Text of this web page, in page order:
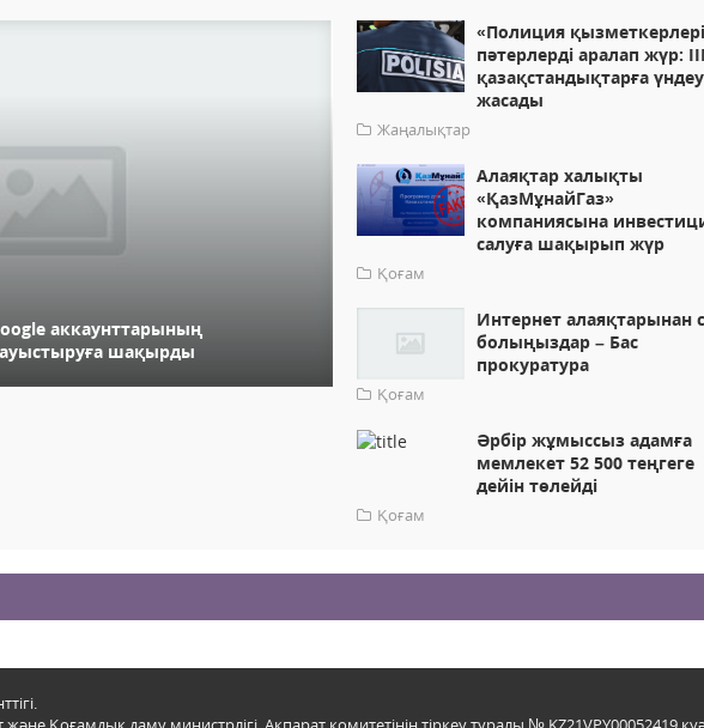
аккаунттарының
шақырды
«Полиция
пәтерлерді аралап жүр:
қазақстандықтарға үндеу
жасады
Жаңалықтар
Алаяқтар халықты
«ҚазМұнайГаз»
компаниясына
салуға шақырып жүр
Қоғам
Интернет алаяқтарынан
болыңыздар – Бас
прокуратура
Қоғам
Әрбір жұмыссыз адамға
мемлекет 52 500 теңгеге
дейін төлейді
Қоғам